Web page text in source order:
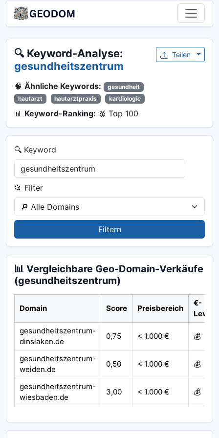
🔍 Keyword-Analyse:
gesundheitszentrum
🧠 Ähnliche Keywords:
gesundheit
hautarzt
hautarztpraxis kardiologie
📊 Keyword-Ranking: 🥈 Top 100
Teilen
🔍 Keyword
📂 Filter
Filtern
📊 Vergleichbare Geo-Domain-Verkäufe
(gesundheitszentrum)
Domain Score Preisbereich
€-
Level
gesundheitszentrum-
dinslaken.de
0,75 < 1.000 € 💰
gesundheitszentrum-
weiden.de
0,50 < 1.000 € 💰
gesundheitszentrum-
wiesbaden.de
3,00 < 1.000 € 💰